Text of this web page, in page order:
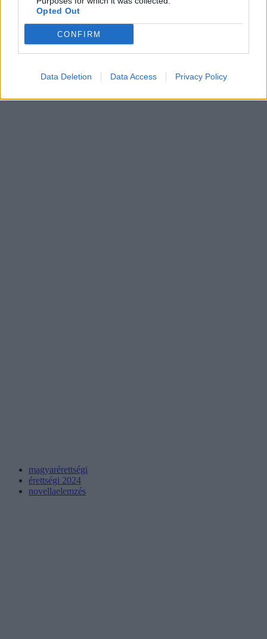
Opted Out
CONFIRM
Data Deletion Data Access Privacy Policy
magyarérettségi
érettségi 2024
novellaelemzés